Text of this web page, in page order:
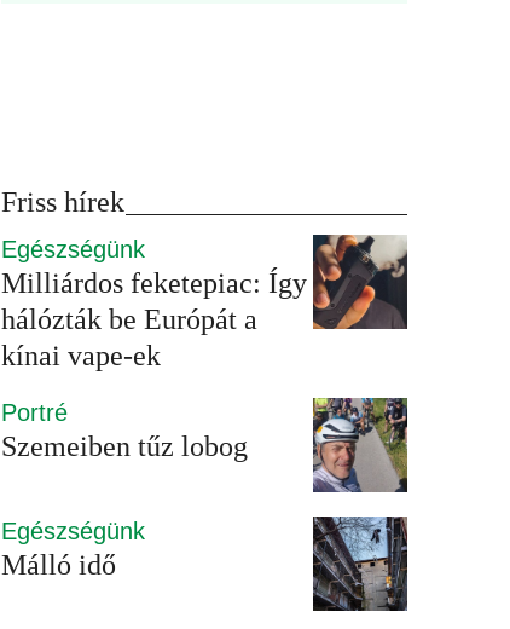
Friss hírek
Egészségünk
Milliárdos feketepiac: Így
hálózták be Európát a
kínai vape-ek
Portré
Szemeiben tűz lobog
Egészségünk
Málló idő